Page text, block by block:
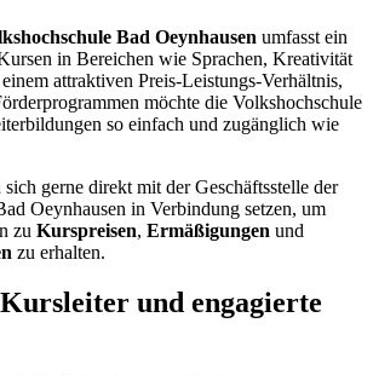
Bad Oeynhausen umfasst ein
in Bereichen wie Sprachen, Kreativität
attraktiven Preis-Leistungs-Verhältnis,
möchte die Volkshochschule
so einfach und zugänglich wie
sich gerne direkt mit der Geschäftsstelle der
Oeynhausen in Verbindung setzen, um
zu Kurspreisen, Ermäßigungen und
zu erhalten.
und engagierte